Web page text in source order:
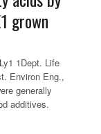
grown
1Dept. Life
Environ Eng.,
generally
additives.